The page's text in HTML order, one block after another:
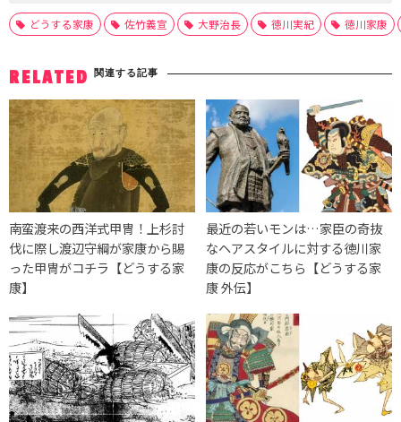
どうする家康 佐竹義宣 大野治長 徳川実紀 徳川家康
RELATED 関連する記事
南蛮渡来の西洋式甲冑！上杉討
伐に際し渡辺守綱が家康から賜
った甲冑がコチラ【どうする家
康】
最近の若いモンは…家臣の奇抜
なヘアスタイルに対する徳川家
康の反応がこちら【どうする家
康 外伝】